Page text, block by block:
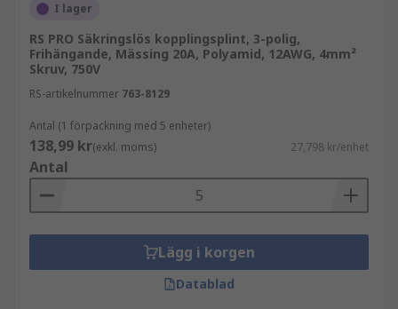
I lager
RS PRO Säkringslös kopplingsplint, 3-polig,
Frihängande, Mässing 20A, Polyamid, 12AWG, 4mm²
Skruv, 750V
RS-artikelnummer 763-8129
Antal (1 förpackning med 5 enheter)
138,99 kr(exkl. moms) 27,798 kr/enhet
Antal
Lägg i korgen
Datablad